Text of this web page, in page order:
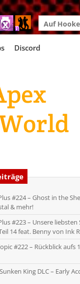
Search
for:
Discord
#224 – Ghost in the
& mehr!
#223 – Unsere liebsten
14 feat. Benny von Ink
#222 – Rückblick aufs
King DLC – Early